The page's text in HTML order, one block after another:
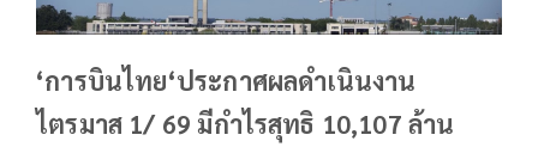
‘การบินไทย‘ประกาศผลดำเนินงาน
ไตรมาส 1/ 69 มีกำไรสุทธิ 10,107 ล้าน